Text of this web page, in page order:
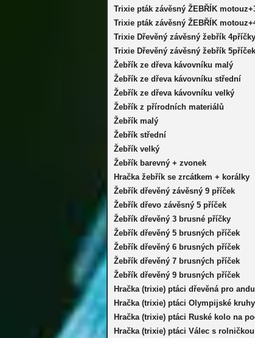
Trixie pták závěsný ŽEBŘÍK
Trixie pták závěsný ŽEBŘÍK
Trixie Dřevěný závěsný žebřík
Trixie Dřevěný závěsný žebřík
Žebřík ze dřeva kávovníku malý
Žebřík ze dřeva kávovníku střední
Žebřík ze dřeva kávovníku velký
Žebřík z přírodních materiálů
Žebřík malý
Žebřík střední
Žebřík velký
Žebřík barevný + zvonek
Hračka žebřík se zrcátkem + korálky
Žebřík dřevěný závěsný 9 příček
Žebřík dřevo závěsný 5 příček
Žebřík dřevěný 3 brusné příčky
Žebřík dřevěný 5 brusných příček
Žebřík dřevěný 6 brusných příček
Žebřík dřevěný 7 brusných příček
Žebřík dřevěný 9 brusných příček
Hračka (trixie) ptáci dřevěná pro
Hračka (trixie) ptáci Olympijské
Hračka (trixie) ptáci Ruské kolo na
Hračka (trixie) ptáci Válec s